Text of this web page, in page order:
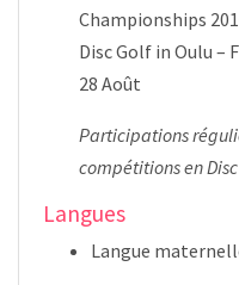
Championships
Disc Golf in Oulu –
28 Août
Participations
compétitions en
Langues
Langue